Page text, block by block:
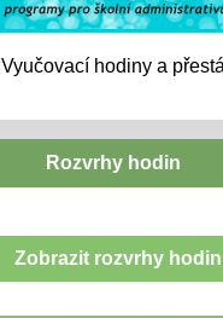
Vyučovací hodiny a
Rozvrhy hodin
Zobrazit rozvrhy hodin